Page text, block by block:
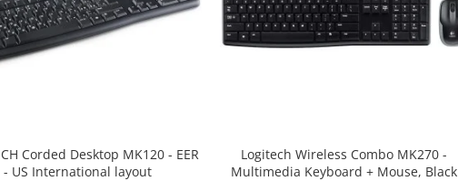
Corded Desktop MK120 - EER
- US International layout
Logitech Wireless Combo MK270 -
Multimedia Keyboard + Mouse, Black